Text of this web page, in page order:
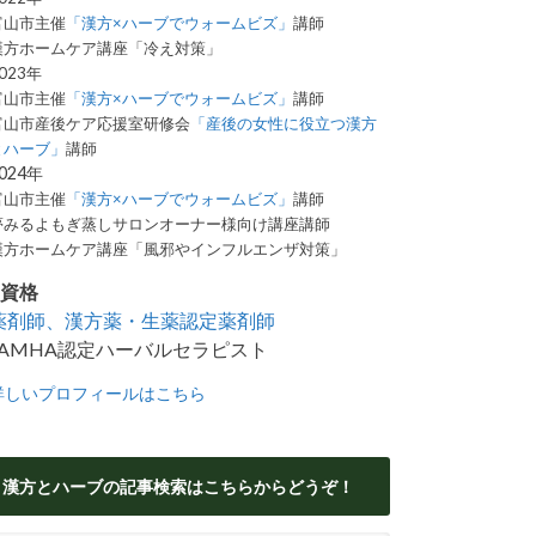
山市主催 「漢方×ハーブでウォームビズ」 講師
方ホームケア講座「冷え対策」
年
山市主催 「漢方×ハーブでウォームビズ」 講師
山市産後ケア応援室研修会 「産後の女性に役立つ漢方
ーブ」 講師
年
山市主催 「漢方×ハーブでウォームビズ」 講師
みるよもぎ蒸しサロンオーナー様向け講座講師
方ホームケア講座「風邪やインフルエンザ対策」
格
剤師、漢方薬・生薬認定薬剤師
認定ハーバルセラピスト
しいプロフィールはこちら
漢方とハーブの記事検索はこちらからどうぞ！